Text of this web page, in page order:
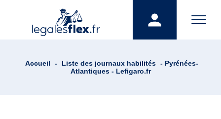
Accueil - Liste des journaux habilités - Pyrénées-
Atlantiques - Lefigaro.fr